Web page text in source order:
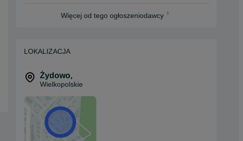
Więcej od tego ogłoszeniodawcy
LOKALIZACJA
Żydowo,
Wielkopolskie